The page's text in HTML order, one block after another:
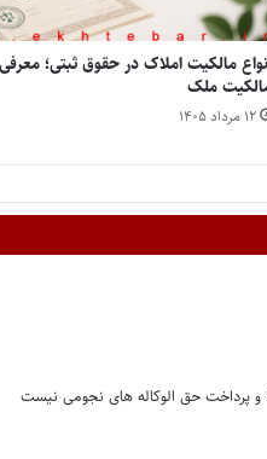
ملک
۱۲ مرداد ۱۴۰۵
و پرداخت حق الوکاله های نجومی نیست